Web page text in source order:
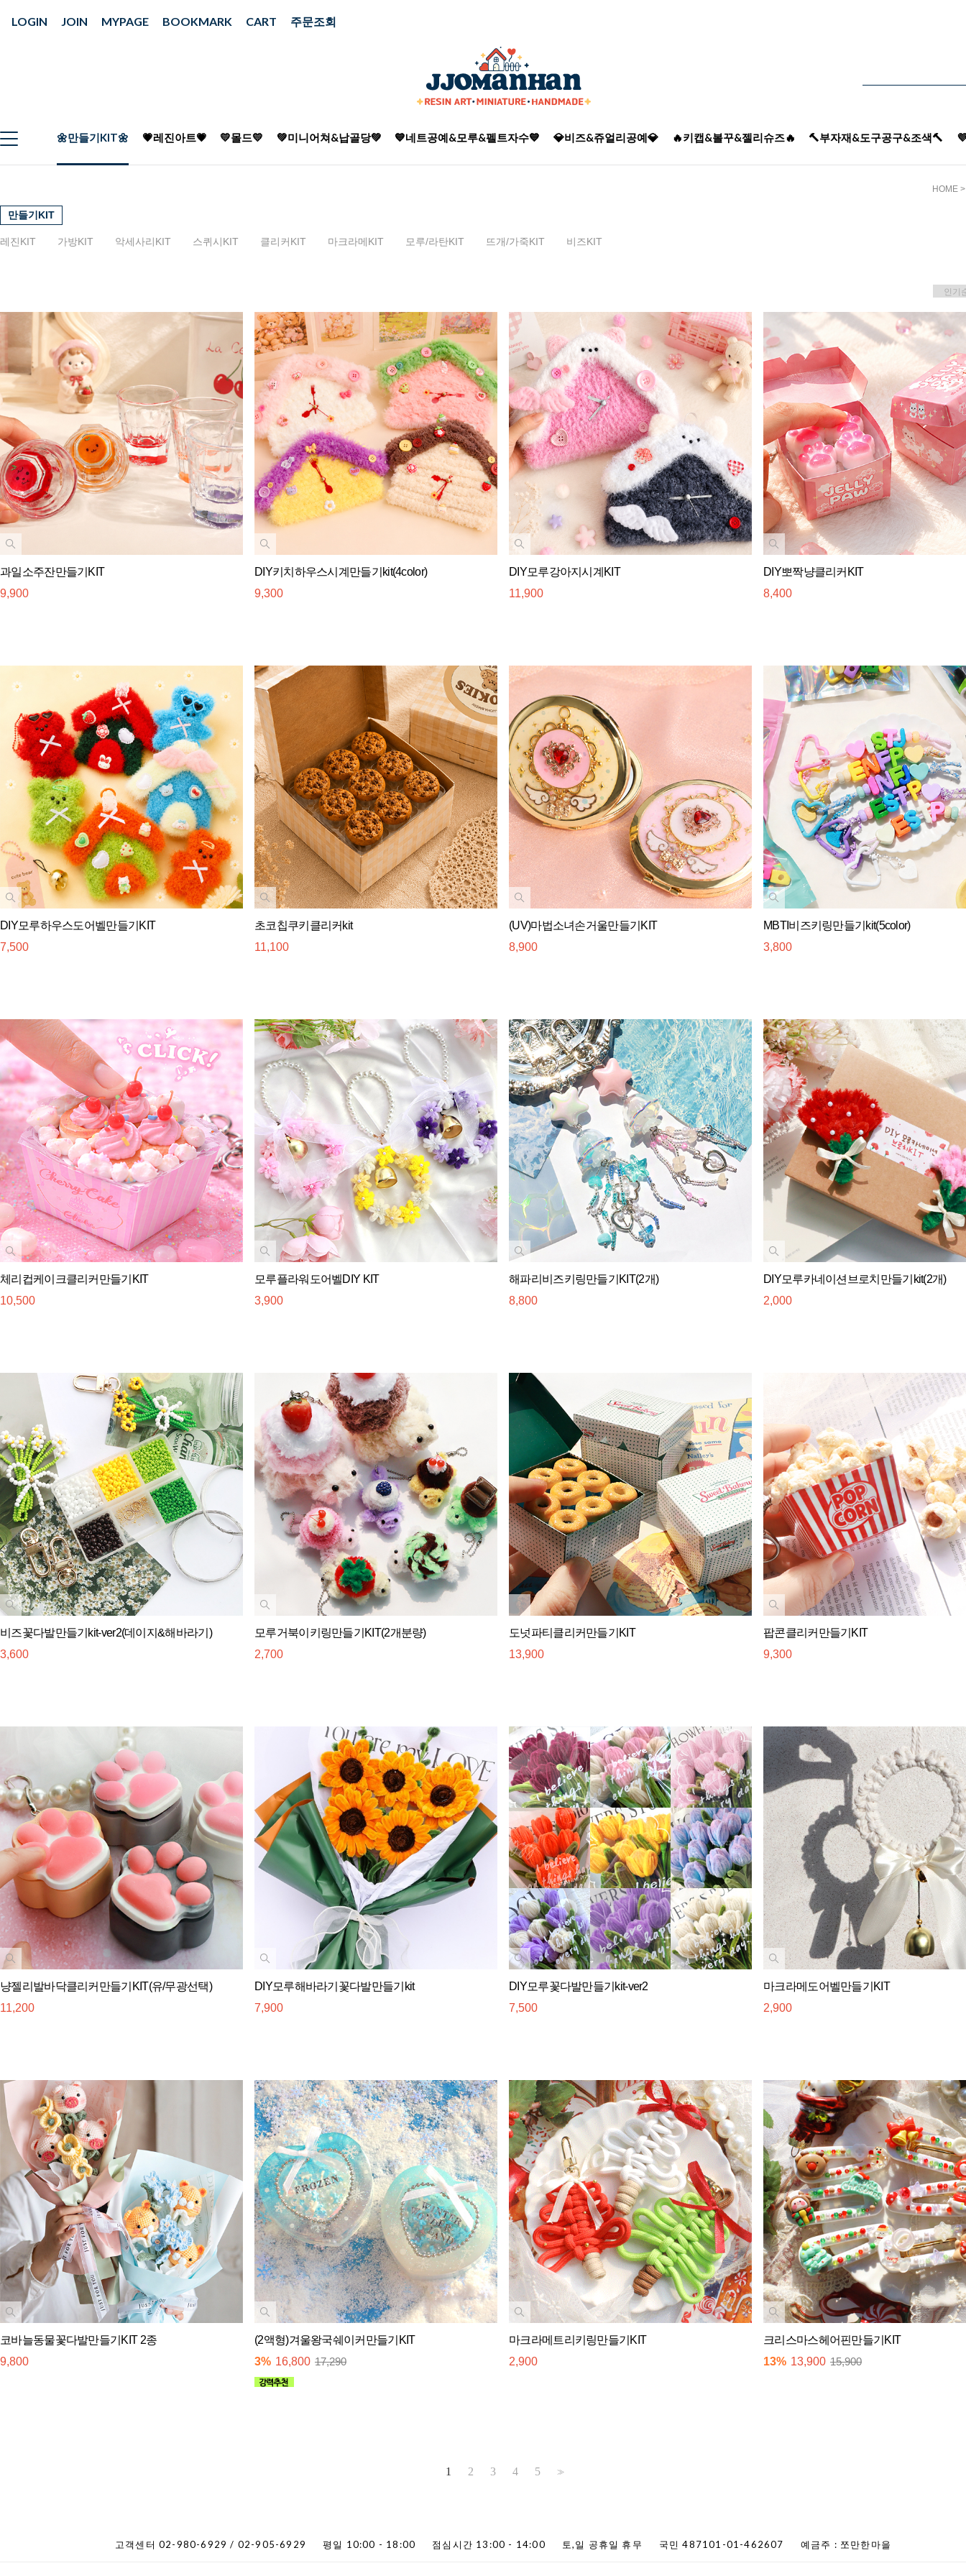
LOGIN JOIN MYPAGE BOOKMARK CART 주문조회
🌼만들기KIT🌼 💗레진아트💗 💛몰드💛 💚미니어쳐&납골당💚 💙네트공예&모루&펠트자수💙 💎비즈&쥬얼리공예💎 🔥키캡&볼꾸&젤리슈즈🔥 🔨부자재&도구공구&조색🔨
HOME
만들기KIT
레진KIT 가방KIT 악세사리KIT 스퀴시KIT 클리커KIT 마크라메KIT 모루/라탄KIT 뜨개/가죽KIT 비즈KIT
과일소주잔만들기KIT
9,900
DIY키치하우스시계만들기kit(4color)
9,300
DIY모루강아지시계KIT
11,900
DIY뽀짝냥클리커KIT
8,400
DIY모루하우스도어벨만들기KIT
7,500
초코칩쿠키클리커kit
11,100
(UV)마법소녀손거울만들기KIT
8,900
MBTI비즈키링만들기kit(5color)
3,800
체리컵케이크클리커만들기KIT
10,500
모루플라워도어벨DIY KIT
3,900
해파리비즈키링만들기KIT(2개)
8,800
DIY모루카네이션브로치만들기kit(2개)
2,000
비즈꽃다발만들기kit-ver2(데이지&해바라기)
3,600
모루거북이키링만들기KIT(2개분량)
2,700
도넛파티클리커만들기KIT
13,900
팝콘클리커만들기KIT
9,300
냥젤리발바닥클리커만들기KIT(유/무광선택)
11,200
DIY모루해바라기꽃다발만들기kit
7,900
DIY모루꽃다발만들기kit-ver2
7,500
마크라메도어벨만들기KIT
2,900
코바늘동물꽃다발만들기KIT 2종
9,800
(2액형)겨울왕국쉐이커만들기KIT
3% 16,800 17,290
마크라메트리키링만들기KIT
2,900
크리스마스헤어핀만들기KIT
13% 13,900 15,900
1 2 3 4 5 >>
고객센터 02-980-6929 / 02-905-6929 평일 10:00 - 18:00 점심시간 13:00 - 14:00 토,일 공휴일 휴무 국민 487101-01-462607 예금주 : 쪼만한마을